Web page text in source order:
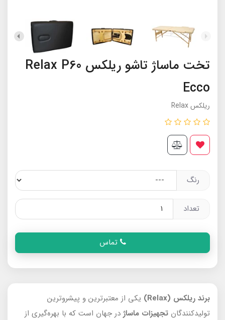
تخت ماساژ تاشو ریلکس Relax P60
Ecco
ریلکس Relax
رنگ
تعداد
تماس
برند ریلکس (Relax)
یکی از معتبرترین و پیشروترین
تولیدکنندگان تجهیزات ماساژ در جهان است که با بهره‌گیری از